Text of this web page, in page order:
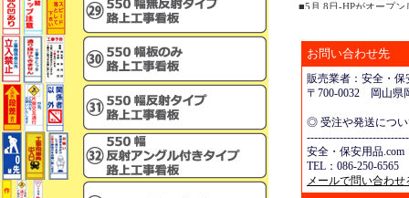
■5月 8日-HPがオープン
お問い合わせ先
販売業者：安全・保
〒700-0032 岡山県
◎ 受注や発送につ
安全・保安用品.com
TEL：086-250-6565
メールで問い合わせ